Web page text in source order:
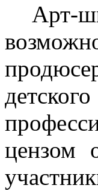
Арт-
цензом